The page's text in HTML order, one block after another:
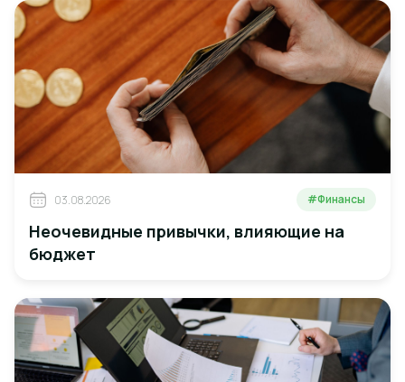
03.08.2026 #Финансы
Неочевидные привычки, влияющие на
бюджет